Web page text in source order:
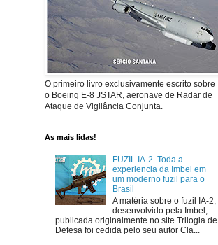
O primeiro livro exclusivamente escrito sobre
o Boeing E-8 JSTAR, aeronave de Radar de
Ataque de Vigilância Conjunta.
As mais lidas!
FUZIL IA-2. Toda a
experiencia da Imbel em
um moderno fuzil para o
Brasil
A matéria sobre o fuzil IA-2,
desenvolvido pela Imbel,
publicada originalmente no site Trilogia de
Defesa foi cedida pelo seu autor Cla...